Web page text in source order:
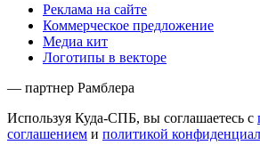
Реклама на сайте
Коммерческое предложение
Медиа кит
Логотипы в векторе
— партнер Рамблера
Используя Куда-СПБ, вы соглашаетесь с
соглашением и политикой